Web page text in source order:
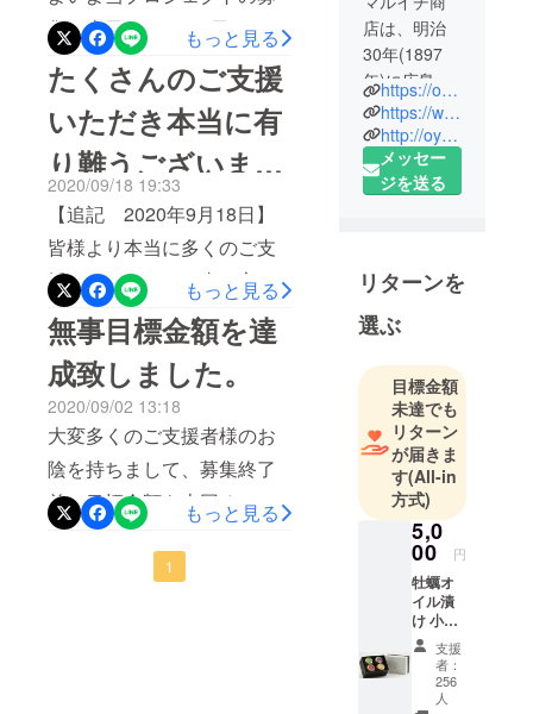
者数 ： 745人目標を遥か
に超えるご支援をいただ
き、心より御礼申し上げま
す。そしてたくさんの励ま
しのお言葉、メッセージを
いただきましたこと重ねて
御礼申し上げます。皆様か
らのご支援を励みとし、今
後の事業に活かして参りま
す。順次ではございます
が、リターン品の発送をス
タートさせていただきま
す。皆様にお届けする商品
を感謝の気持ち込めて、丁
寧に作り、出荷の準備を進
めてまいります。リターン
ち頂きますよう、お願い申
集も本日でラスト1日となり
ました。これまで本当に多
くの皆様のご支援のおかげ
で、ここまでたどり着くこ
とができました。本当にあ
りがとうござました。最後
まで皆様のご期待の添える
よう精一杯このプロジェク
トを遂行させていただく所
存でございます。お礼のリ
ターン品につきましては現
在、準備にとりかかってお
ります。皆様にお届けする
商品を感謝の気持ち込め
て、丁寧に作り、出荷の準
備を進めてまいります。プ
ロジェクト終了後に、1〜2
もっと見る
たくさんのご支援
いただき本当に有
り難うございま
す。
2020/09/18 19:33
【追記 2020年9月18日】
皆様より本当に多くのご支
援いただきました事、心よ
り御礼申し上げます。支援
金額450万円を突破し、支援
者数も500人を超えました。
本当に、本当に、本当にあ
りがとうございます。プロ
ジェクト前にはコロナで行
き場を失った在庫を、本当
にどうにかして減らさなけ
ればという一心で、プロ
もっと見る
無事目標金額を達
成致しました。
2020/09/02 13:18
大変多くのご支援者様のお
陰を持ちまして、募集終了
前に目標金額を上回ること
ができました。ご支援頂き
ました皆様へ心より御礼申
もっと見る
1
店は、明治
30年(1897
年)に広島県
安芸津町に
て創業いた
しました。
地元の安芸
を商いと
し、長年、
瀬戸内海で
獲れた魚介
類を販売す
ることを生
業としてお
ります。現
在では牡蠣
専門店とし
て地元広島
産牡蠣の品
質にこだわ
り、広島県
の名産であ
る牡蠣を中
心とした商
https://oyster-maruichi.com/
https://www.setonosachi.com/
http://oyster-kitchen.com/
メッセー
ジを送る
リターンを
選ぶ
目標金額
未達でも
リターン
が届きま
す(All-in
方式)
5,0
00 円
牡蠣オ
イル漬
け 小瓶
4種セッ
ト(全国
一律送
料含む)
支援
者：
256
人